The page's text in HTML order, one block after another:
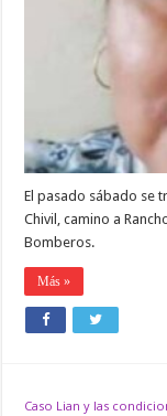
El pasado sábado se
Chivil, camino a
Bomberos.
Más »
Caso Lian y las